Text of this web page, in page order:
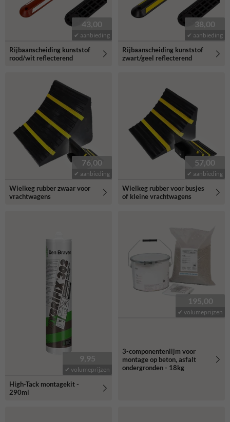
43,00
✔ aanbieding
Rijbaanscheiding kunststof
rood/wit reflecterend
38,00
✔ aanbieding
Rijbaanscheiding kunststof
zwart/geel reflecterend
76,00
✔ aanbieding
Wielkeg rubber zwaar voor
vrachtwagens
57,00
✔ aanbieding
Wielkeg rubber voor busjes
of kleine vrachtwagens
9,95
✔ volumeprijzen
High-Tack montagekit -
290ml
195,00
✔ volumeprijzen
3-componentenlijm voor
montage op beton, asfalt
ondergronden - 18kg